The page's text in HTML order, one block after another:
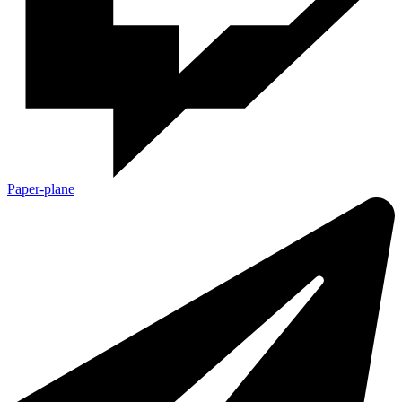
Paper-plane